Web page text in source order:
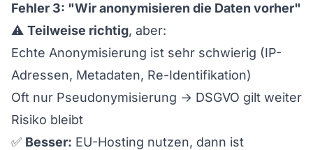
Fehler 3: "Wir anonymisieren die Daten vorher"
⚠️ Teilweise richtig, aber:
Echte Anonymisierung ist sehr schwierig (IP-
Adressen, Metadaten, Re-Identifikation)
Oft nur Pseudonymisierung → DSGVO gilt weiter
Risiko bleibt
✅ Besser: EU-Hosting nutzen, dann ist